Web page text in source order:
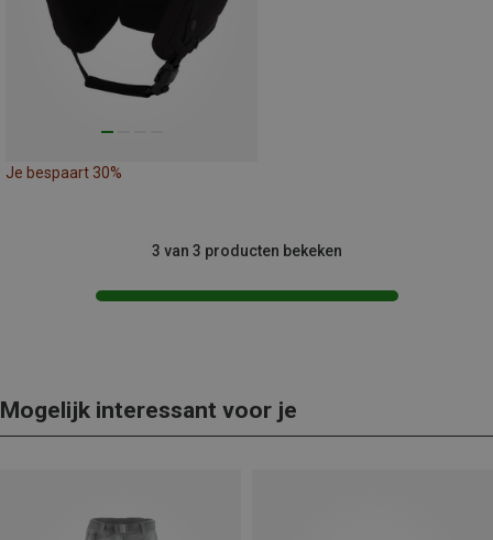
Je bespaart 30%
3 van 3 producten bekeken
Mogelijk interessant voor je